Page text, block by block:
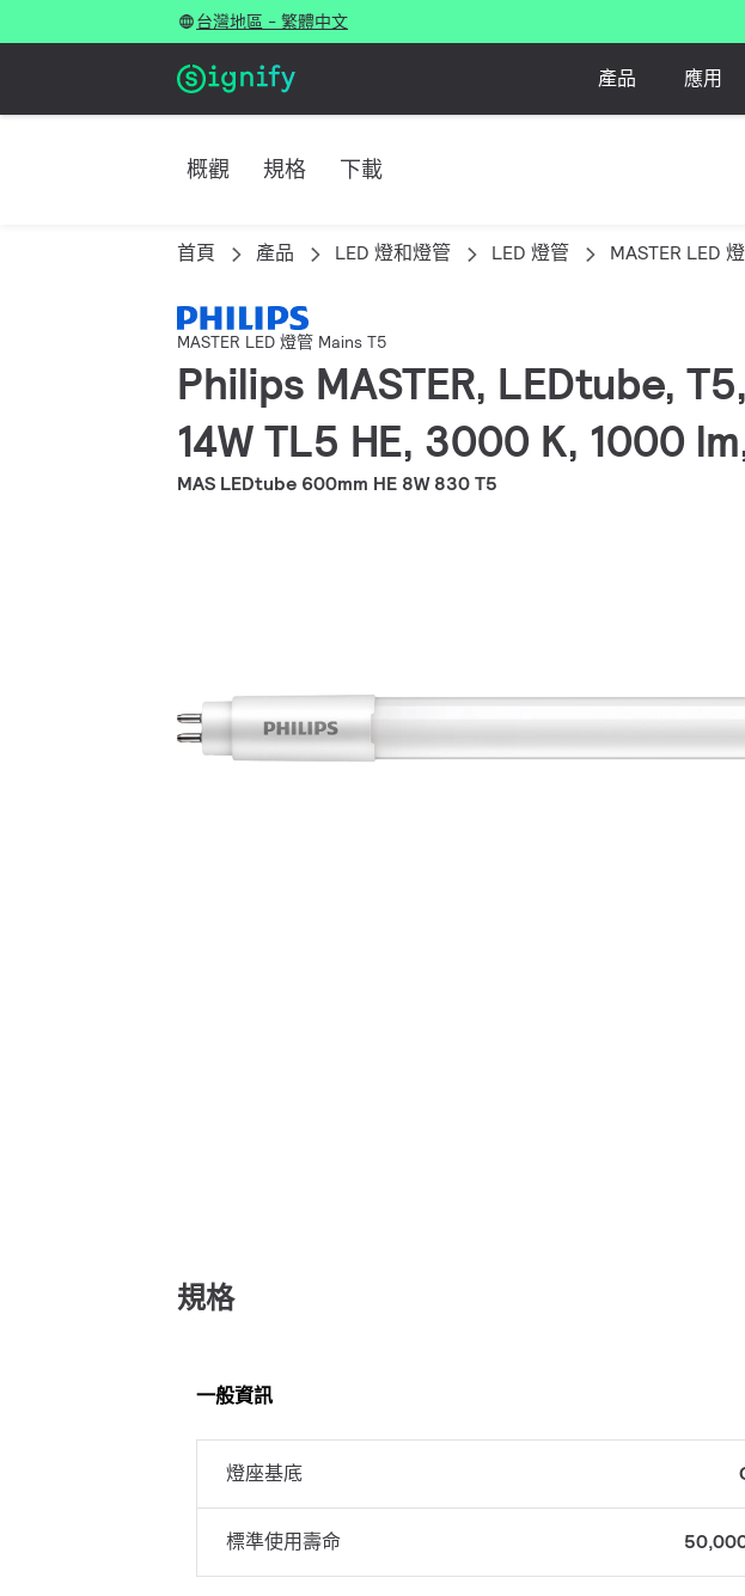
台灣地區 - 繁體中文
產品 應用
概觀 規格 下載
首頁 產品 LED 燈和燈管 LED 燈管 MASTER LED
MASTER LED 燈管 Mains T5
Philips MASTER, LEDtube,
14W TL5 HE, 3000 K, 1000
MAS LEDtube 600mm HE 8W 830 T5
規格
一般資訊
燈座基底
標準使用壽命